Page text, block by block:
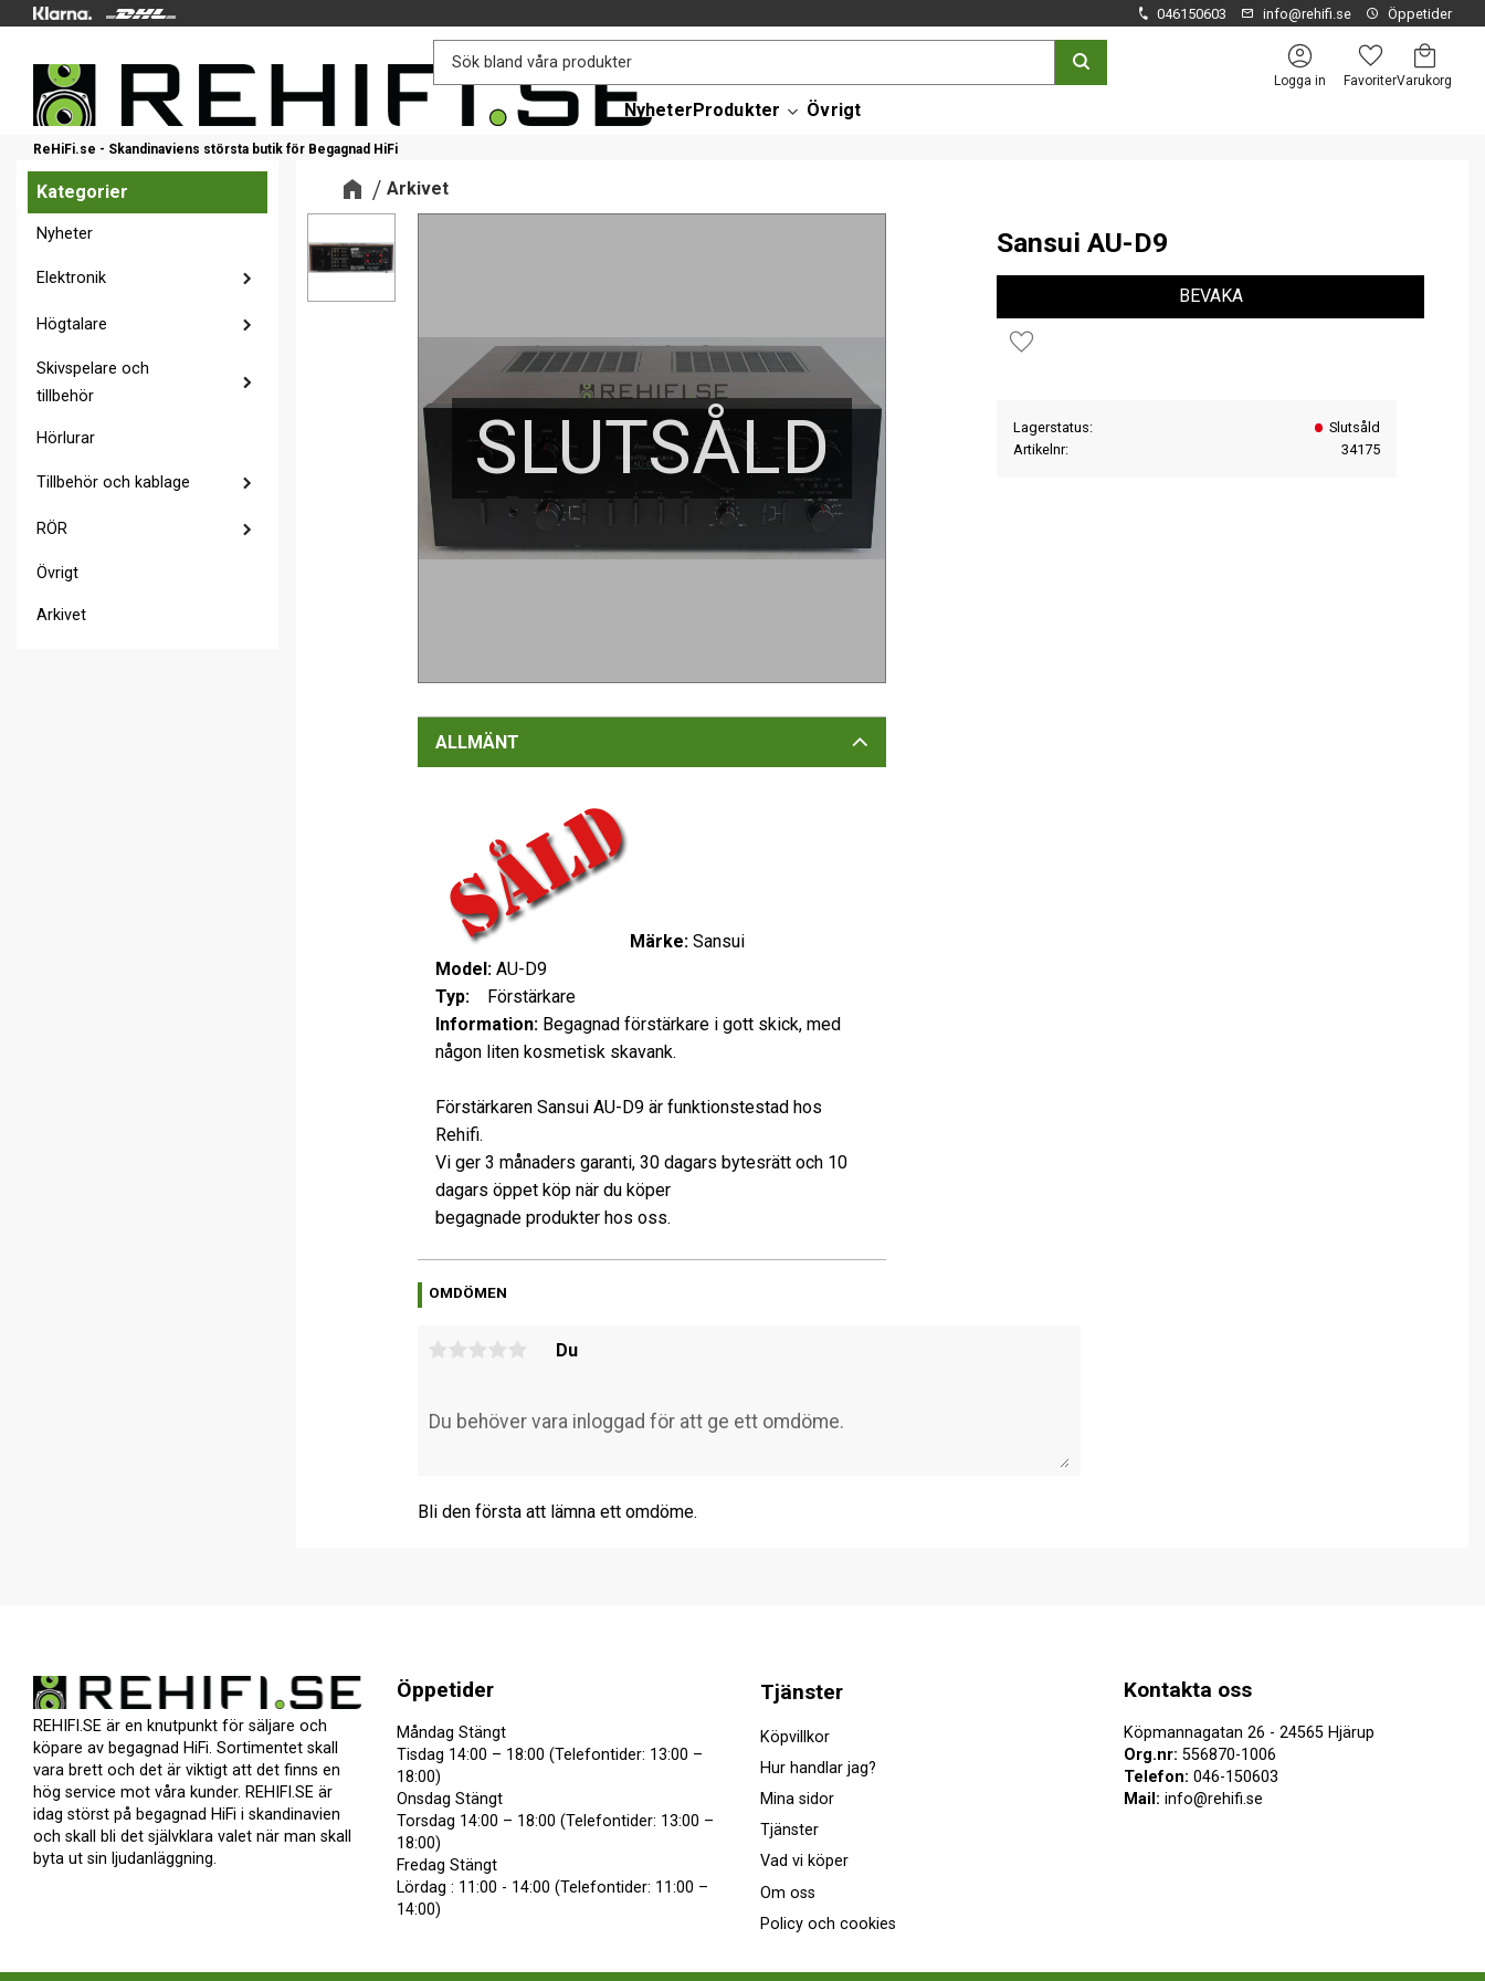
046150603 info@rehifi.se Öppetider
ReHiFi.se - Skandinaviens största butik för Begagnad HiFi
Logga in
Favoriter
Kundvagn
NyheterProdukter Övrigt
Arkivet
Sansui AU-D9
SLUTSÅLD
Lägg till i favoriter
BEVAKA
Lagerstatus
Slutsåld
Artikelnr
34175
ALLMÄNT
Märke:Sansui
Model:AU-D9
Typ:Förstärkare
Information:Begagnad förstärkare i gott skick, med
någon liten kosmetisk skavank.
Förstärkaren Sansui AU-D9 är funktionstestad hos
Rehifi.
Vi ger 3 månaders garanti, 30 dagars bytesrätt och 10
dagars öppet köp när du köper
begagnade produkter hos oss.
OMDÖMEN
Du
Bli den första att lämna ett omdöme.
Kategorier
Nyheter
Elektronik
Högtalare
Skivspelare och
tillbehör
Hörlurar
Tillbehör och kablage
RÖR
Övrigt
Arkivet
REHIFI.SE är en knutpunkt för säljare och
köpare av begagnad HiFi. Sortimentet skall
vara brett och det är viktigt att det finns en
hög service mot våra kunder. REHIFI.SE är
idag störst på begagnad HiFi i skandinavien
och skall bli det självklara valet när man skall
byta ut sin ljudanläggning.
Öppetider
Måndag Stängt
Tisdag 14:00 – 18:00 (Telefontider: 13:00 –
18:00)
Onsdag Stängt
Torsdag 14:00 – 18:00 (Telefontider: 13:00 –
18:00)
Fredag Stängt
Lördag : 11:00 - 14:00 (Telefontider: 11:00 –
14:00)
Kontakta oss
Köpmannagatan 26 - 24565 Hjärup
Org.nr: 556870-1006
Telefon: 046-150603
Mail: info@rehifi.se
Tjänster
Köpvillkor
Hur handlar jag?
Mina sidor
Tjänster
Vad vi köper
Om oss
Policy och cookies